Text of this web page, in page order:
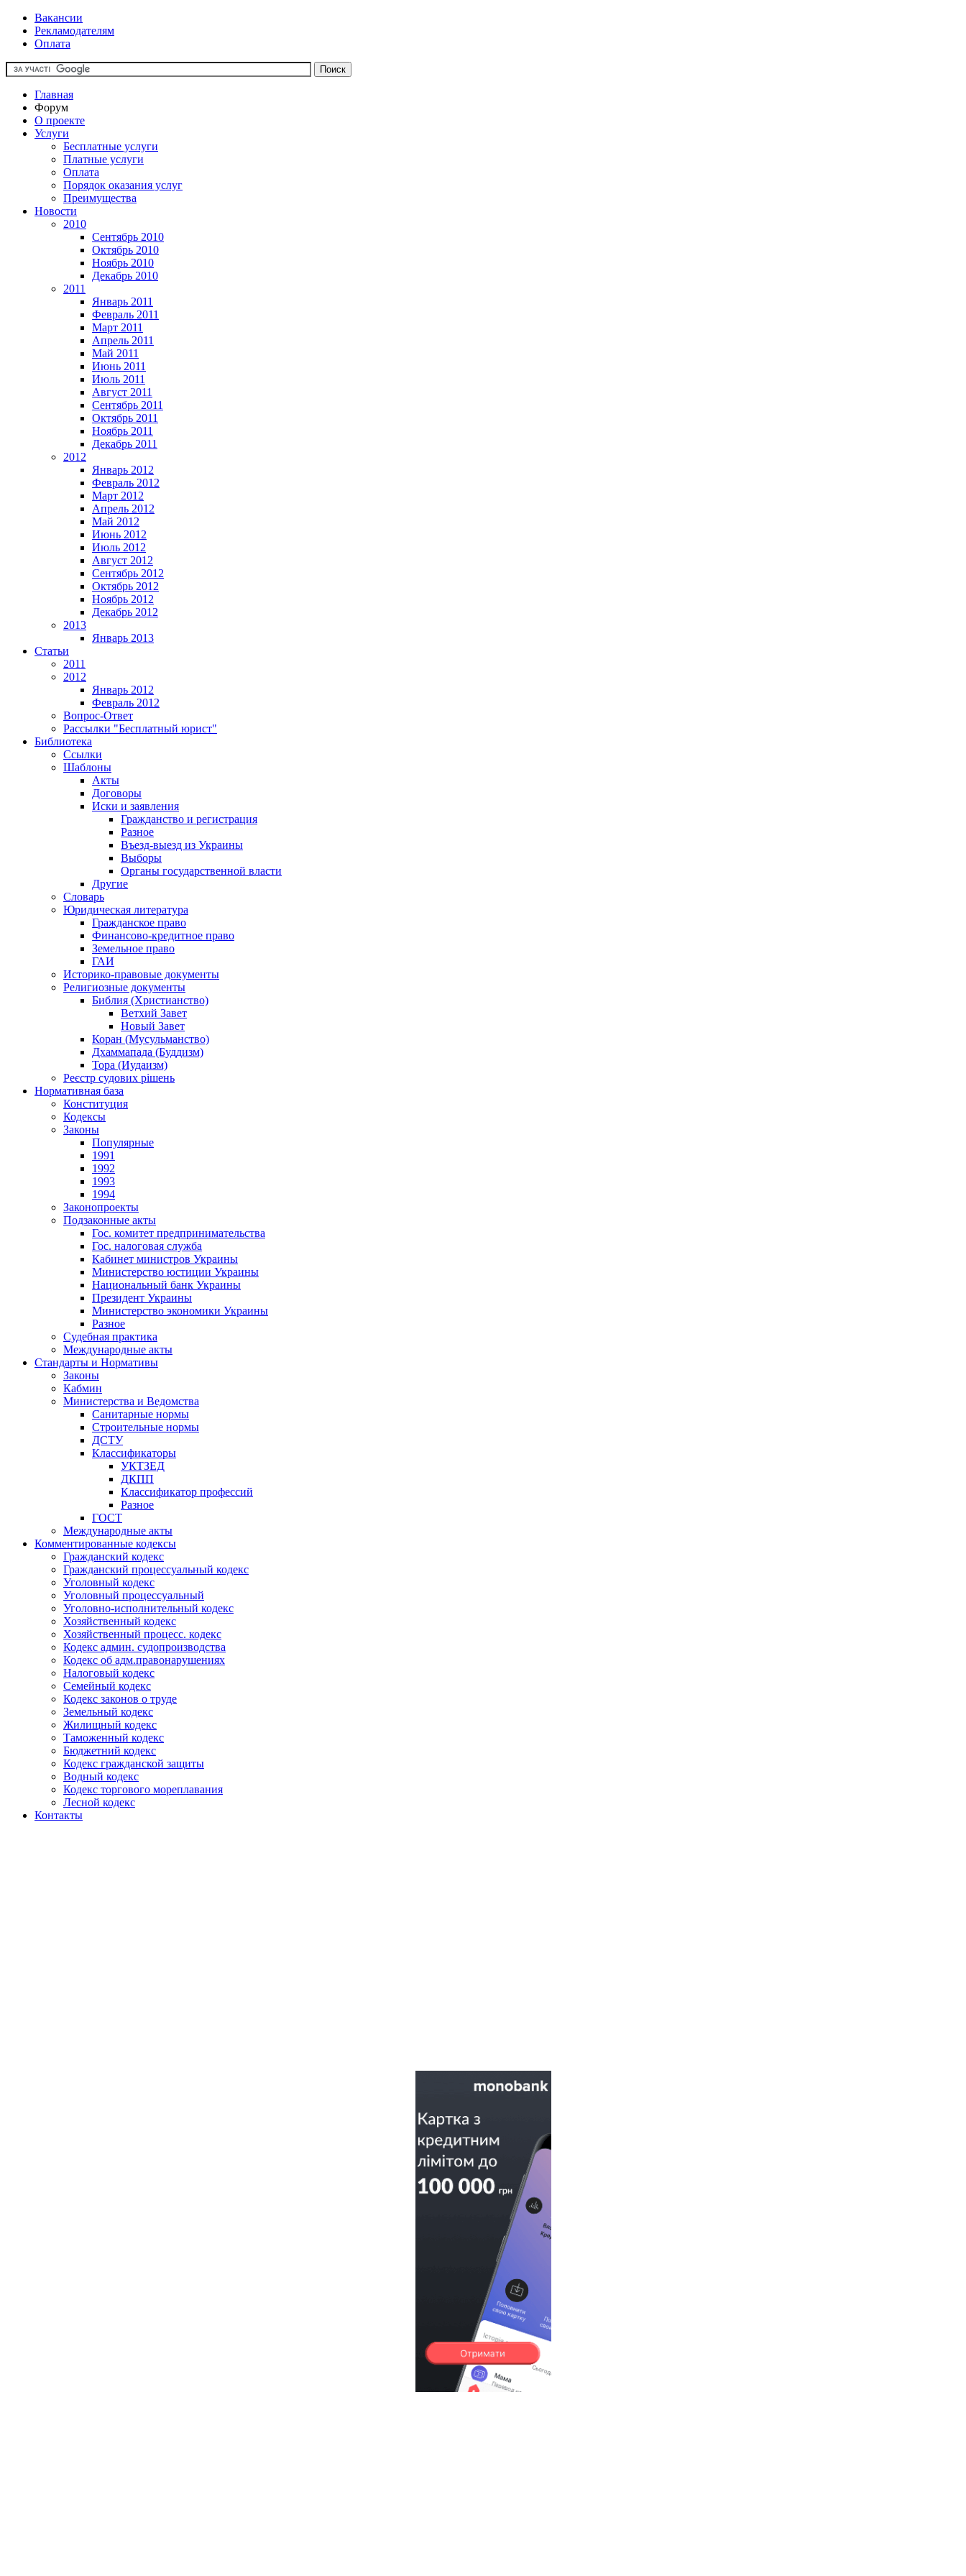
Вакансии
Рекламодателям
Оплата
Главная
Форум
О проекте
Услуги
Бесплатные услуги
Платные услуги
Оплата
Порядок оказания услуг
Преимущества
Новости
2010
Сентябрь 2010
Октябрь 2010
Ноябрь 2010
Декабрь 2010
2011
Январь 2011
Февраль 2011
Март 2011
Апрель 2011
Май 2011
Июнь 2011
Июль 2011
Август 2011
Сентябрь 2011
Октябрь 2011
Ноябрь 2011
Декабрь 2011
2012
Январь 2012
Февраль 2012
Март 2012
Апрель 2012
Май 2012
Июнь 2012
Июль 2012
Август 2012
Сентябрь 2012
Октябрь 2012
Ноябрь 2012
Декабрь 2012
2013
Январь 2013
Статьи
2011
2012
Январь 2012
Февраль 2012
Вопрос-Ответ
Рассылки "Бесплатный юрист"
Библиотека
Ссылки
Шаблоны
Акты
Договоры
Иски и заявления
Гражданство и регистрация
Разное
Въезд-выезд из Украины
Выборы
Органы государственной власти
Другие
Словарь
Юридическая литература
Гражданское право
Финансово-кредитное право
Земельное право
ГАИ
Историко-правовые документы
Религиозные документы
Библия (Христианство)
Ветхий Завет
Новый Завет
Коран (Мусульманство)
Дхаммапада (Буддизм)
Тора (Иудаизм)
Реєстр судових рішень
Нормативная база
Конституция
Кодексы
Законы
Популярные
1991
1992
1993
1994
Законопроекты
Подзаконные акты
Гос. комитет предпринимательства
Гос. налоговая служба
Кабинет министров Украины
Министерство юстиции Украины
Национальный банк Украины
Президент Украины
Министерство экономики Украины
Разное
Судебная практика
Международные акты
Стандарты и Нормативы
Законы
Кабмин
Министерства и Ведомства
Санитарные нормы
Строительные нормы
ДСТУ
Классификаторы
УКТЗЕД
ДКПП
Классификатор профессий
Разное
ГОСТ
Международные акты
Комментированные кодексы
Гражданский кодекс
Гражданский процессуальный кодекс
Уголовный кодекс
Уголовный процессуальный
Уголовно-исполнительный кодекс
Хозяйственный кодекс
Хозяйственный процесс. кодекс
Кодекс админ. судопроизводства
Кодекс об адм.правонарушениях
Налоговый кодекс
Семейный кодекс
Кодекс законов о труде
Земельный кодекс
Жилищный кодекс
Таможенный кодекс
Бюджетний кодекс
Кодекс гражданской защиты
Водный кодекс
Кодекс торгового мореплавания
Лесной кодекс
Контакты